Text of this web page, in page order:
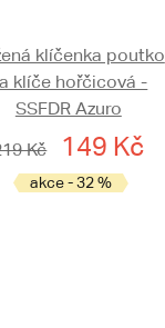
klíčenka poutko
klíče hořčicová -
SSFDR Azuro
Kč
149 Kč
akce - 32 %